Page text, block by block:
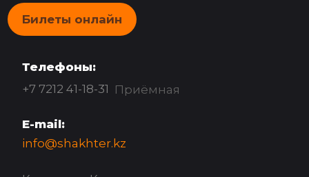
Билеты онлайн
Телефоны:
+7 7212 41-18-31 Приёмная
E-mail:
info@shakhter.kz